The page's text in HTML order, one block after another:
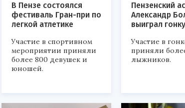
В Пензе состоялся
фестиваль Гран-при по
легкой атлетике
Участие в спортивном
мероприятии приняли
более 800 девушек и
юношей.
Пензенский
Александр
выиграл
Участие в
приняли
лыжников.